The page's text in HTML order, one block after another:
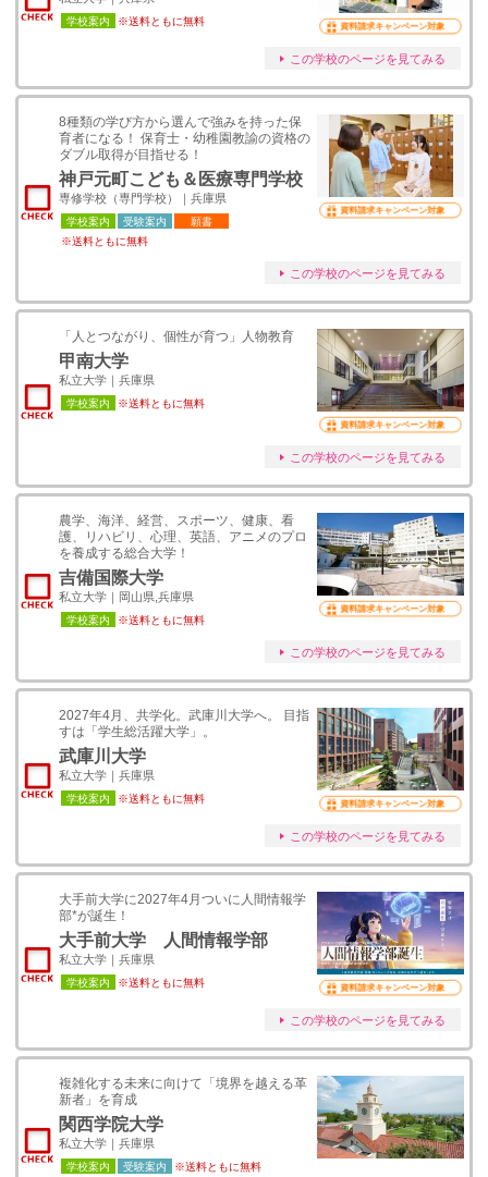
学校案内 ※送料ともに無料 資料請求キャンペーン対象
この学校のページを見てみる
8種類の学び方から選んで強みを持った保
育者になる！ 保育士・幼稚園教諭の資格の
ダブル取得が目指せる！
神戸元町こども＆医療専門学校
専修学校（専門学校）｜兵庫県
学校案内 受験案内
願書
※送料ともに無料
資料請求キャンペーン対象
この学校のページを見てみる
「人とつながり、個性が育つ」人物教育
甲南大学
私立大学｜兵庫県
学校案内 ※送料ともに無料
資料請求キャンペーン対象
この学校のページを見てみる
農学、海洋、経営、スポーツ、健康、看
護、リハビリ、心理、英語、アニメのプロ
を養成する総合大学！
吉備国際大学
私立大学｜岡山県,兵庫県
学校案内 ※送料ともに無料
資料請求キャンペーン対象
この学校のページを見てみる
2027年4月、共学化。武庫川大学へ。 目指
すは「学生総活躍大学」。
武庫川大学
私立大学｜兵庫県
学校案内 ※送料ともに無料 資料請求キャンペーン対象
この学校のページを見てみる
大手前大学に2027年4月ついに人間情報学
部*が誕生！
大手前大学 人間情報学部
私立大学｜兵庫県
学校案内 ※送料ともに無料 資料請求キャンペーン対象
この学校のページを見てみる
複雑化する未来に向けて「境界を越える革
新者」を育成
関西学院大学
私立大学｜兵庫県
学校案内 受験案内 ※送料ともに無料